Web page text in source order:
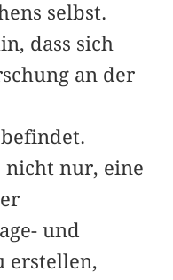
selbst.
dass sich
an der
nicht nur, eine
und
erstellen,